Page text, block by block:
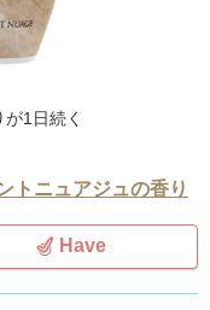
1日続く
トニュアジュの香り
Have